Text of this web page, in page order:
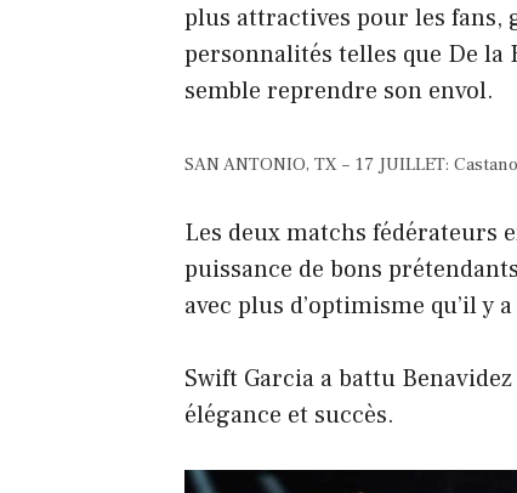
plus attractives pour les fans,
personnalités telles que De la
semble reprendre son envol.
SAN ANTONIO, TX – 17 JUILLET:
Les deux matchs fédérateurs
puissance de bons
avec plus d’optimisme qu’il y
Swift Garcia a battu
élégance et succès.